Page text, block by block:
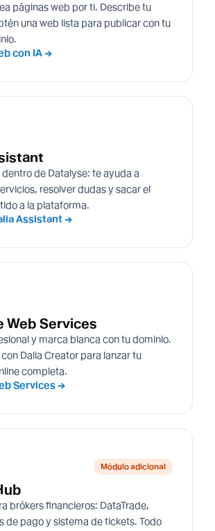
páginas web por ti. Describe tu
una web lista para publicar con tu
con IA →
dentro de Datalyse: te ayuda a
resolver dudas y sacar el
a la plataforma.
Assistant →
Web Services
y marca blanca con tu dominio.
Dalia Creator para lanzar tu
completa.
Services →
Módulo adicional
brókers financieros: DataTrade,
de pago y sistema de tickets. Todo